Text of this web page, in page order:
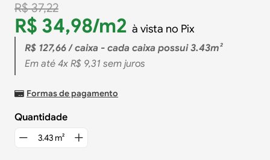
R$ 37,22
R$ 34,98/m2 à vista no Pix
R$ 127,66/ caixa - cada caixa possui 3.43m²
Em até 4x R$ 9,31 sem juros
Formas de pagamento
Quantidade